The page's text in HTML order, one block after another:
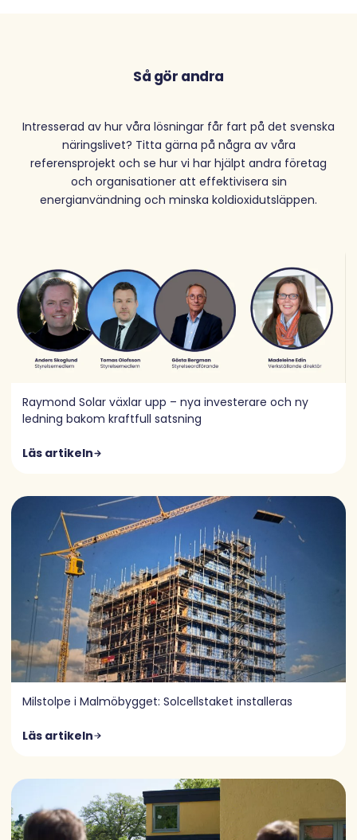
Så gör andra
Intresserad av hur våra lösningar får fart på det svenska
näringslivet? Titta gärna på några av våra
referensprojekt och se hur vi har hjälpt andra företag
och organisationer att effektivisera sin
energianvändning och minska koldioxidutsläppen.
Raymond Solar växlar upp – nya investerare och ny
ledning bakom kraftfull satsning
Läs artikeln
Milstolpe i Malmöbygget: Solcellstaket installeras
Läs artikeln